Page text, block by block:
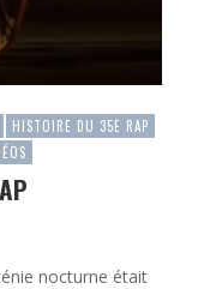
HISTOIRE DU 35E RAP
nocturne était